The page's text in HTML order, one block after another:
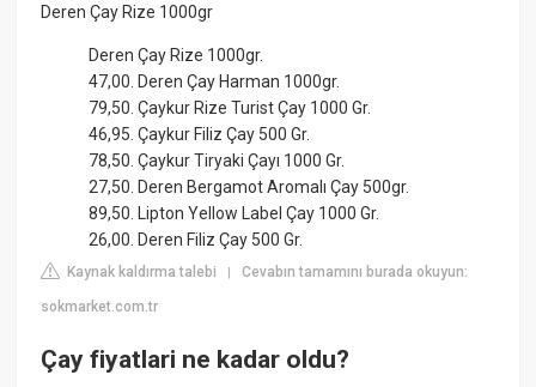
Deren Çay Rize 1000gr
Deren Çay Rize 1000gr.
47,00. Deren Çay Harman 1000gr.
79,50. Çaykur Rize Turist Çay 1000 Gr.
46,95. Çaykur Filiz Çay 500 Gr.
78,50. Çaykur Tiryaki Çayı 1000 Gr.
27,50. Deren Bergamot Aromalı Çay 500gr.
89,50. Lipton Yellow Label Çay 1000 Gr.
26,00. Deren Filiz Çay 500 Gr.
Kaynak kaldırma talebi |Cevabın tamamını burada okuyun:
sokmarket.com.tr
Çay fiyatlari ne kadar oldu?